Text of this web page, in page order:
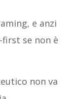
e anzi
se non è
non va